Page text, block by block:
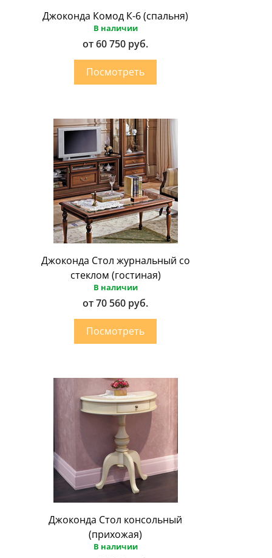
Джоконда Комод К-6 (спальня)
В наличии
от 60 750 руб.
Джоконда Стол журнальный со
стеклом (гостиная)
В наличии
от 70 560 руб.
Джоконда Стол консольный
(прихожая)
В наличии